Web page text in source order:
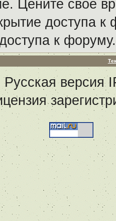
Цените свое
доступа к
к форуму.
Русская версия